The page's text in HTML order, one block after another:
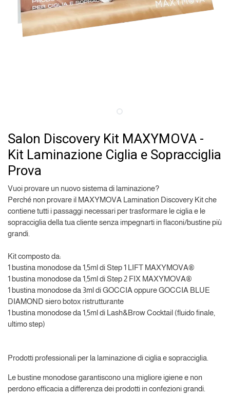
Salon Discovery Kit MAXYMOVA -
Kit Laminazione Ciglia e Sopracciglia
Prova
Vuoi provare un nuovo sistema di laminazione?
Perché non provare il MAXYMOVA Lamination Discovery Kit che
contiene tutti i passaggi necessari per trasformare le ciglia e le
sopracciglia della tua cliente senza impegnarti in flaconi/bustine più
grandi.
Kit composto da:
1 bustina monodose da 1,5ml di Step 1 LIFT MAXYMOVA®
1 bustina monodose da 1,5ml di Step 2 FIX MAXYMOVA®
1 bustina monodose da 3ml di GOCCIA oppure GOCCIA BLUE
DIAMOND siero botox ristrutturante
1 bustina monodose da 1,5ml di Lash&Brow Cocktail (fluido finale,
ultimo step)
Prodotti professionali per la laminazione di ciglia e sopracciglia.
Le bustine monodose garantiscono una migliore igiene e non
perdono efficacia a differenza dei prodotti in confezioni grandi.